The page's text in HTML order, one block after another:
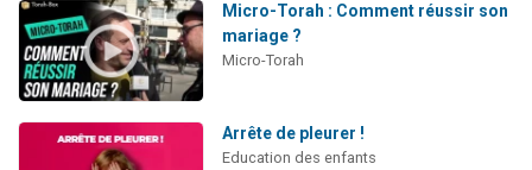
Micro-Torah : Comment réussir son
mariage ?
Micro-Torah
Arrête de pleurer !
Education des enfants